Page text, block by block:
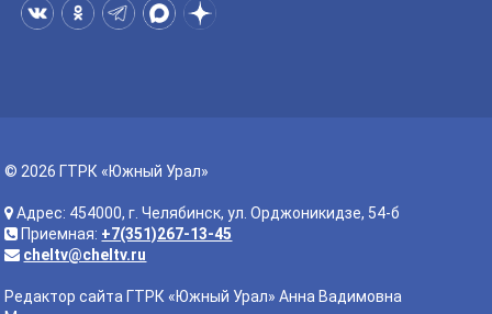
© 2026 ГТРК «Южный Урал»
Адрес: 454000, г. Челябинск, ул. Орджоникидзе, 54-б
Приемная: +7(351)267-13-45
cheltv@cheltv.ru
Редактор сайта ГТРК «Южный Урал» Анна Вадимовна